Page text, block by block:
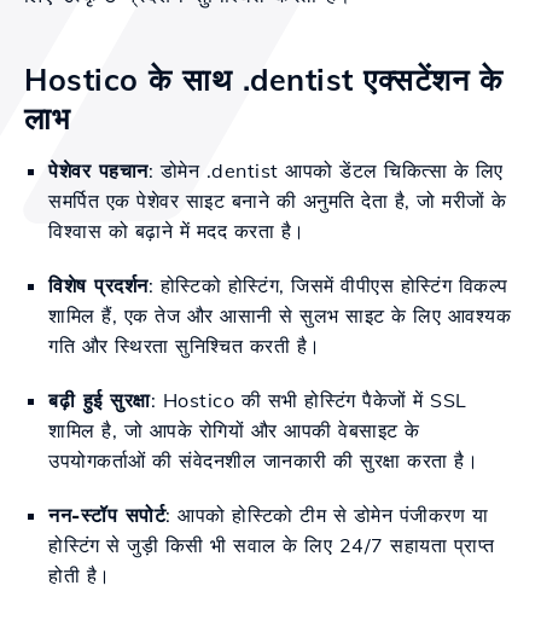
Hostico के साथ .dentist एक्सटेंशन के
लाभ
पेशेवर पहचान: डोमेन .dentist आपको डेंटल चिकित्सा के लिए
समर्पित एक पेशेवर साइट बनाने की अनुमति देता है, जो मरीजों के
विश्वास को बढ़ाने में मदद करता है।
विशेष प्रदर्शन: होस्टिको होस्टिंग, जिसमें वीपीएस होस्टिंग विकल्प
शामिल हैं, एक तेज और आसानी से सुलभ साइट के लिए आवश्यक
गति और स्थिरता सुनिश्चित करती है।
बढ़ी हुई सुरक्षा: Hostico की सभी होस्टिंग पैकेजों में SSL
शामिल है, जो आपके रोगियों और आपकी वेबसाइट के
उपयोगकर्ताओं की संवेदनशील जानकारी की सुरक्षा करता है।
नन-स्टॉप सपोर्ट: आपको होस्टिको टीम से डोमेन पंजीकरण या
होस्टिंग से जुड़ी किसी भी सवाल के लिए 24/7 सहायता प्राप्त
होती है।